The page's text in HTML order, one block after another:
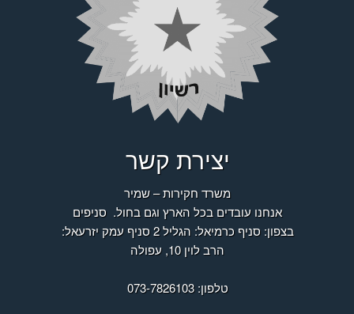
יצירת קשר
משרד חקירות – שמיר
אנחנו עובדים בכל הארץ וגם בחול. סניפים
בצפון: סניף כרמיאל: הגליל 2 סניף עמק יזרעאל:
הרב לוין 10, עפולה
טלפון: 073-7826103